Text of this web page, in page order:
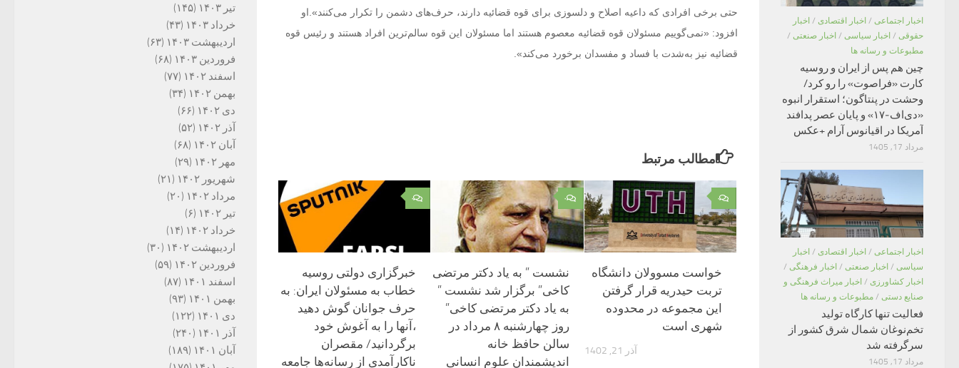
حتی برخی افرادی که داعیه اصلاح و دلسوزی برای قوه قضائیه دارند، حرف‌های دشمن را تکرار می‌کنند».او
افزود: «نمی‌گوییم مسئولان قوه قضائیه معصوم هستند اما مسئولان این قوه سالم‌ترین افراد هستند و رئیس قوه
قضائیه نیز به‌شدت با فساد و مفسدان برخورد می‌کند».
مطالب مرتبط
۰
خبرگزاری دولتی روسیه
خطاب به مسئولان ایران: به
حرف جوانان گوش دهید
،آنها را به آغوش خود
برگردانید/ مقصران
ناکارآمدی از رسانه‌ها جامعه
۰
نشست ” به یاد دکتر مرتضی
کاخی” برگزار شد نشست ”
به یاد دکتر مرتضی کاخی”
روز چهارشنبه ۸ مرداد در
سالن حافظ خانه
اندیشمندان علوم انسانی
۰
خواست مسوولان دانشگاه
تربت حیدریه قرار گرفتن
این مجموعه در محدوده
شهری است
آذر 21, 1402
تیر ۱۴۰۳
(۱۴۵)
خرداد ۱۴۰۳
(۴۳)
اردیبهشت ۱۴۰۳
(۶۳)
فروردین ۱۴۰۳
(۶۸)
اسفند ۱۴۰۲
(۷۷)
بهمن ۱۴۰۲
(۳۴)
دی ۱۴۰۲
(۶۶)
آذر ۱۴۰۲
(۵۲)
آبان ۱۴۰۲
(۶۸)
مهر ۱۴۰۲
(۲۹)
شهریور ۱۴۰۲
(۲۱)
مرداد ۱۴۰۲
(۲۰)
تیر ۱۴۰۲
(۶)
خرداد ۱۴۰۲
(۱۴)
اردیبهشت ۱۴۰۲
(۳۰)
فروردین ۱۴۰۲
(۵۹)
اسفند ۱۴۰۱
(۸۷)
بهمن ۱۴۰۱
(۹۳)
دی ۱۴۰۱
(۱۲۲)
آذر ۱۴۰۱
(۲۴۰)
آبان ۱۴۰۱
(۱۸۹)
اخبار اجتماعی / اخبار اقتصادی / اخبار
حقوقی / اخبار سیاسی / اخبار صنعتی /
مطبوعات و رسانه ها
چین هم پس از ایران و روسیه
کارت «فراصوت» را رو کرد/
وحشت در پنتاگون؛ استقرار انبوه
«دی‌اف‑۱۷» و پایان عصر پدافند
آمریکا در اقیانوس آرام +عکس
مرداد 17, 1405
اخبار اجتماعی / اخبار اقتصادی / اخبار
سیاسی / اخبار صنعتی / اخبار فرهنگی /
اخبار کشاورزی / اخبار میراث فرهنگی و
صنایع دستی / مطبوعات و رسانه ها
فعالیت تنها کارگاه تولید
تخم‌نوغان شمال شرق کشور از
سرگرفته شد
مرداد 17, 1405